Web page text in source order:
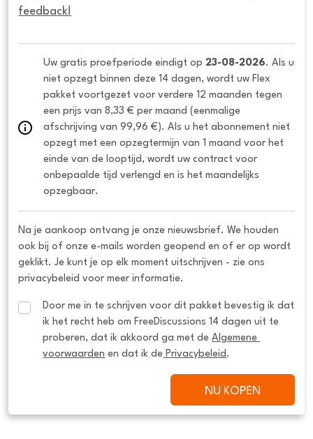
feedback!
Uw gratis proefperiode eindigt op 23-08-2026. Als u
niet opzegt binnen deze 14 dagen, wordt uw Flex
pakket voortgezet voor verdere 12 maanden tegen
een prijs van 8,33 € per maand (eenmalige
afschrijving van 99,96 €). Als u het abonnement niet
opzegt met een opzegtermijn van 1 maand voor het
einde van de looptijd, wordt uw contract voor
onbepaalde tijd verlengd en is het maandelijks
opzegbaar.
Na je aankoop ontvang je onze nieuwsbrief. We houden
ook bij of onze e-mails worden geopend en of er op wordt
geklikt. Je kunt je op elk moment uitschrijven - zie ons
privacybeleid voor meer informatie.
Door me in te schrijven voor dit pakket bevestig ik dat
ik het recht heb om FreeDiscussions 14 dagen uit te
proberen, dat ik akkoord ga met de Algemene
voorwaarden en dat ik de Privacybeleid .
NU KOPEN